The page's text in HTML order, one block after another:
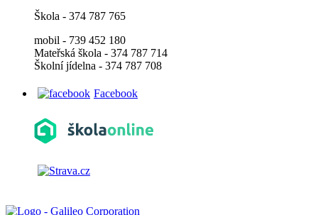
Škola - 374 787 765
mobil - 739 452 180
Mateřská škola - 374 787 714
Školní jídelna - 374 787 708
Facebook